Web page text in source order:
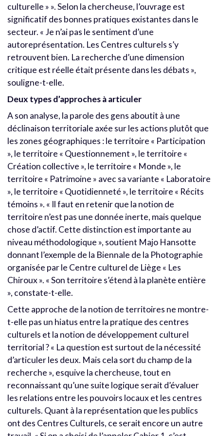
culturelle » ». Selon la chercheuse, l’ouvrage est
significatif des bonnes pratiques existantes dans le
secteur. « Je n’ai pas le sentiment d’une
autoreprésentation. Les Centres culturels s’y
retrouvent bien. La recherche d’une dimension
critique est réelle était présente dans les débats »,
souligne-t-elle.
Deux types d’approches à articuler
A son analyse, la parole des gens aboutit à une
déclinaison territoriale axée sur les actions plutôt que
les zones géographiques : le territoire « Participation
», le territoire « Questionnement », le territoire «
Création collective », le territoire « Monde », le
territoire « Patrimoine » avec sa variante « Laboratoire
», le territoire « Quotidienneté », le territoire « Récits
témoins ». « Il faut en retenir que la notion de
territoire n’est pas une donnée inerte, mais quelque
chose d’actif. Cette distinction est importante au
niveau méthodologique », soutient Majo Hansotte
donnant l’exemple de la Biennale de la Photographie
organisée par le Centre culturel de Liège « Les
Chiroux ». « Son territoire s’étend à la planète entière
», constate-t-elle.
Cette approche de la notion de territoires ne montre-
t-elle pas un hiatus entre la pratique des centres
culturels et la notion de développement culturel
territorial ? « La question est surtout de la nécessité
d’articuler les deux. Mais cela sort du champ de la
recherche », esquive la chercheuse, tout en
reconnaissant qu’une suite logique serait d’évaluer
les relations entre les pouvoirs locaux et les centres
culturels. Quant à la représentation que les publics
ont des Centres Culturels, ce serait encore un autre